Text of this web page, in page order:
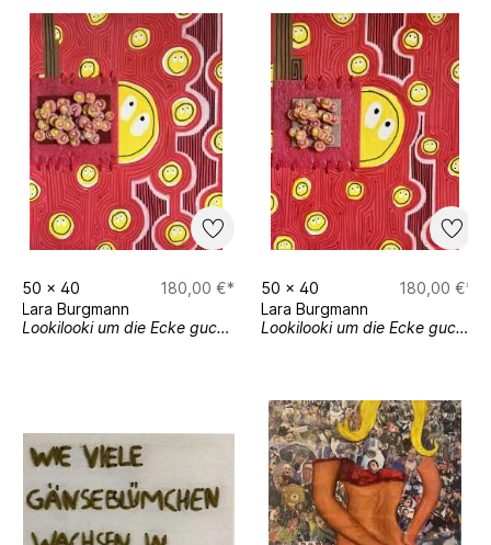
50 x 40
180,00 €*
Lara Burgmann
Lookilooki um die Ecke gucki II
50 x 40
180,00 €*
Lara Burgmann
Lookilooki um die Ecke gucki I